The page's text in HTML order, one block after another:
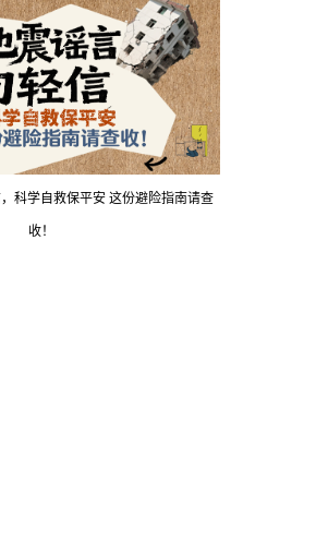
科学自救保平安 这份避险指南请查
收！